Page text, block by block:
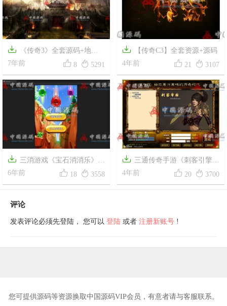

《传奇3》全套源码+地图
编辑器
7年前  8  5291

【传奇C3】全套资源+源码
4年前
 21  3107
 三消游戏《宝石消消乐》源
码
6年前  18  3558
 三通传奇手游《刺客引擎复
古传奇》全套源码+编辑器工具
+部署视频教程
4年前  20  3700
评论
发表评论必须先登陆， 您可以 登陆 或者 注册新账号 !
您可提供源码等资源换取中国源码VIP会员，有意者请与客服联系。